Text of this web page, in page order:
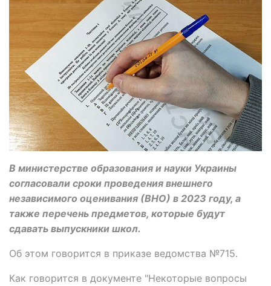
В министерстве образования и науки Украины
согласовали сроки проведения внешнего
независимого оценивания (ВНО) в 2023 году, а
также перечень предметов, которые будут
сдавать выпускники школ.
Об этом говорится в приказе ведомства №715.
Как говорится в документе "Некоторые вопросы